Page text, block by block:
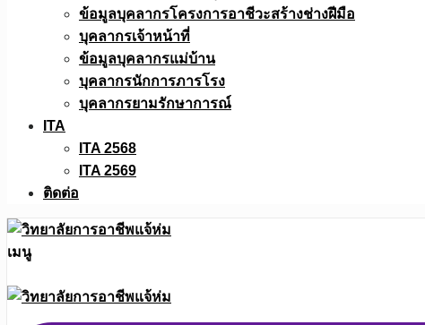
ข้อมูลบุคลากรโครงการอาชีวะสร้างช่างฝีมือ
บุคลากรเจ้าหน้าที่
ข้อมูลบุคลากรแม่บ้าน
บุคลากรนักการภารโรง
บุคลากรยามรักษาการณ์
ITA
ITA 2568
ITA 2569
ติดต่อ
เมนู